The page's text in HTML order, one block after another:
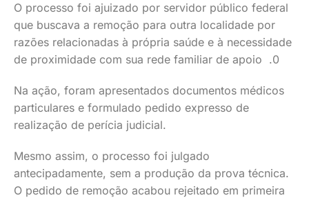
O processo foi ajuizado por servidor público federal
que buscava a remoção para outra localidade por
razões relacionadas à própria saúde e à necessidade
de proximidade com sua rede familiar de apoio .0
Na ação, foram apresentados documentos médicos
particulares e formulado pedido expresso de
realização de perícia judicial.
Mesmo assim, o processo foi julgado
antecipadamente, sem a produção da prova técnica.
O pedido de remoção acabou rejeitado em primeira